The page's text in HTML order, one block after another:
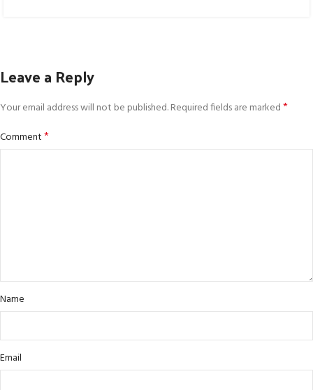
Leave a Reply
Your email address will not be published.Required fields are marked*
Comment*
Name
Email